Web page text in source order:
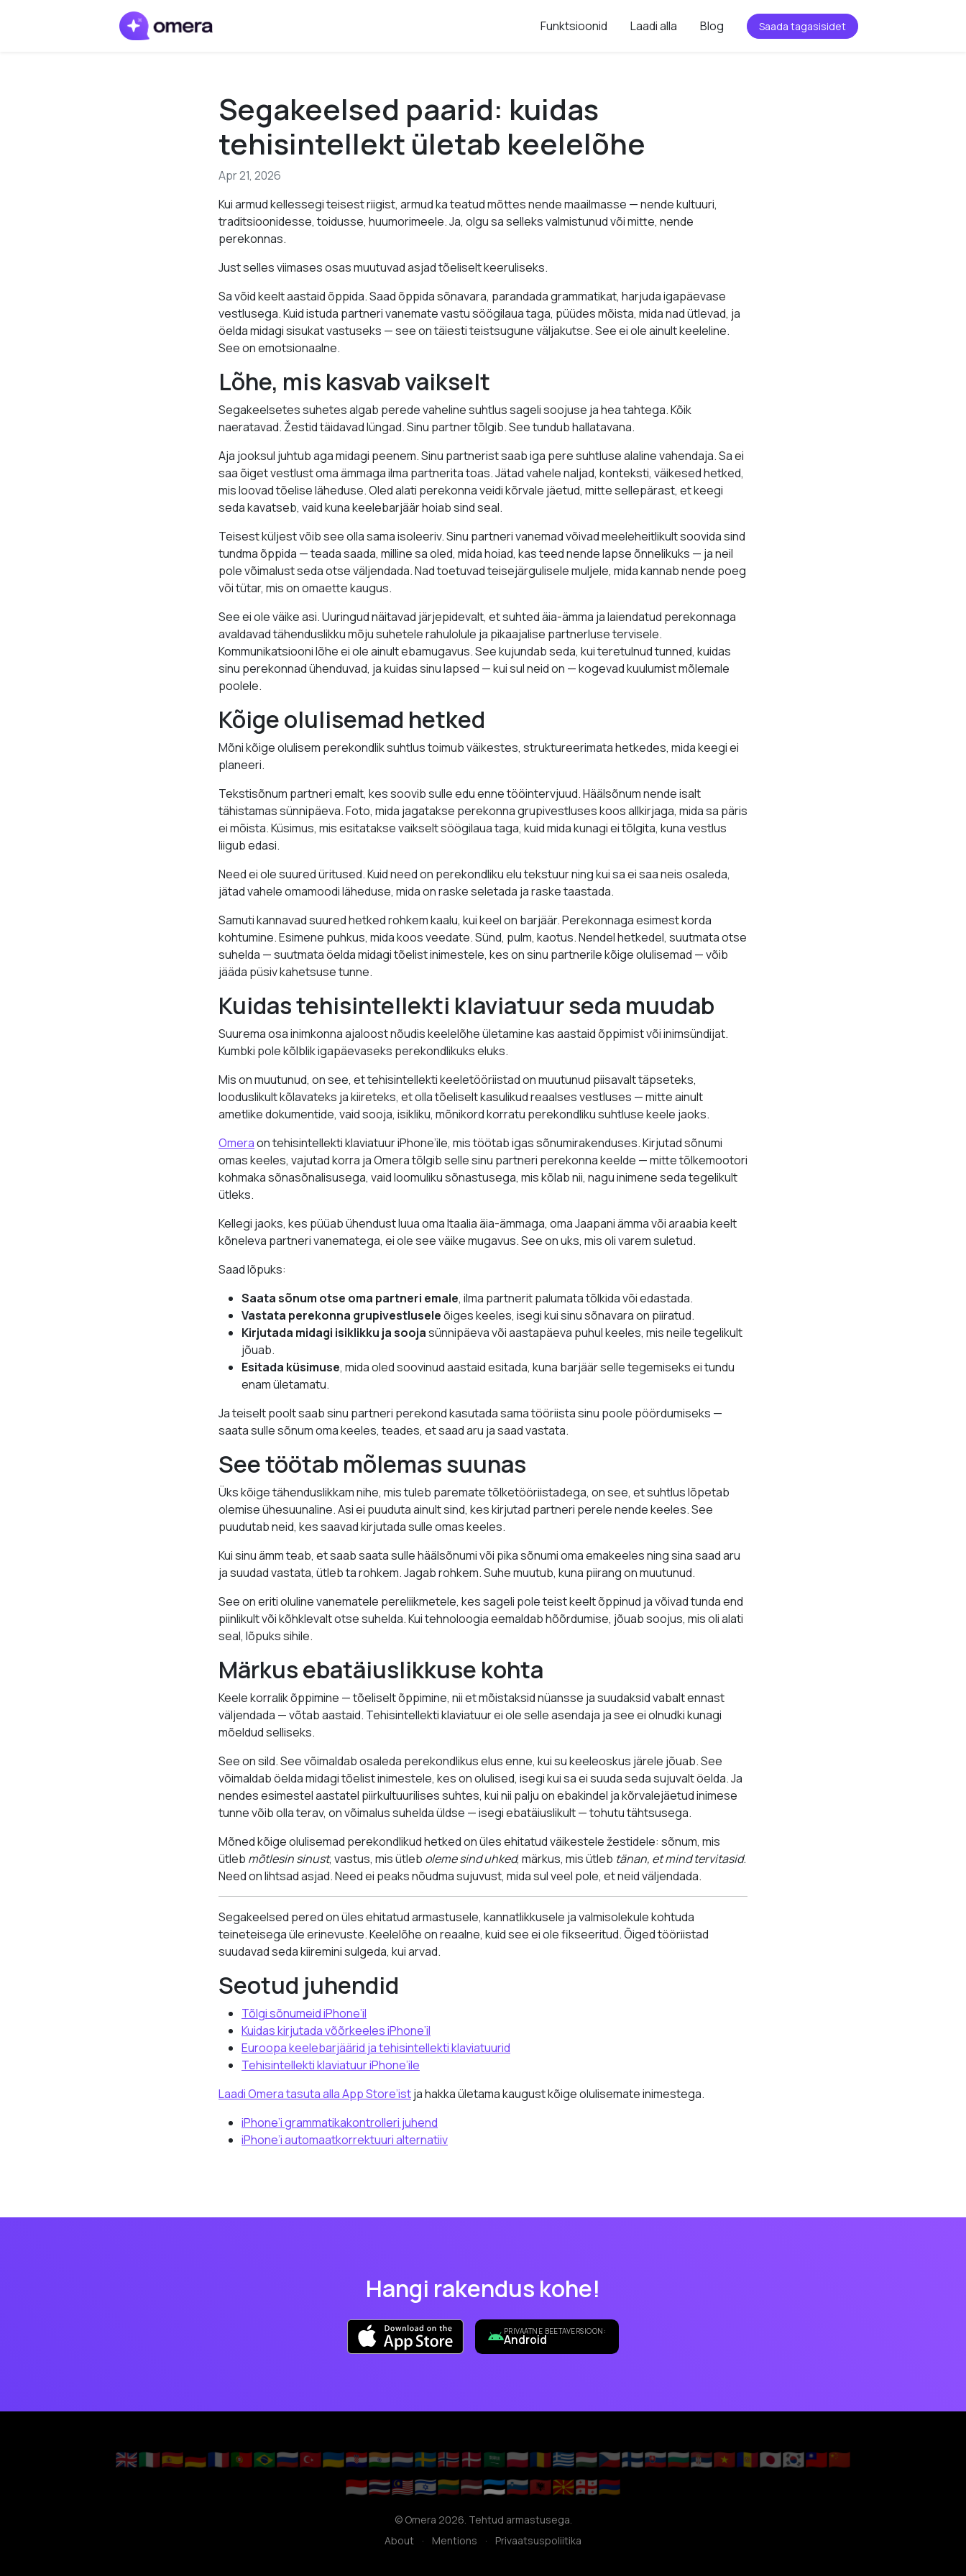
Funktsioonid Laadi alla Blog Saada tagasisidet
Segakeelsed paarid: kuidas
tehisintellekt ületab keelelõhe
Apr 21, 2026
Kui armud kellessegi teisest riigist, armud ka teatud mõttes nende maailmasse — nende kultuuri,
traditsioonidesse, toidusse, huumorimeele. Ja, olgu sa selleks valmistunud või mitte, nende
perekonnas.
Just selles viimases osas muutuvad asjad tõeliselt keeruliseks.
Sa võid keelt aastaid õppida. Saad õppida sõnavara, parandada grammatikat, harjuda igapäevase
vestlusega. Kuid istuda partneri vanemate vastu söögilaua taga, püüdes mõista, mida nad ütlevad, ja
öelda midagi sisukat vastuseks — see on täiesti teistsugune väljakutse. See ei ole ainult keeleline.
See on emotsionaalne.
Lõhe, mis kasvab vaikselt
Segakeelsetes suhetes algab perede vaheline suhtlus sageli soojuse ja hea tahtega. Kõik
naeratavad. Žestid täidavad lüngad. Sinu partner tõlgib. See tundub hallatavana.
Aja jooksul juhtub aga midagi peenem. Sinu partnerist saab iga pere suhtluse alaline vahendaja. Sa ei
saa õiget vestlust oma ämmaga ilma partnerita toas. Jätad vahele naljad, konteksti, väikesed hetked,
mis loovad tõelise läheduse. Oled alati perekonna veidi kõrvale jäetud, mitte sellepärast, et keegi
seda kavatseb, vaid kuna keelebarjäär hoiab sind seal.
Teisest küljest võib see olla sama isoleeriv. Sinu partneri vanemad võivad meeleheitlikult soovida sind
tundma õppida — teada saada, milline sa oled, mida hoiad, kas teed nende lapse õnnelikuks — ja neil
pole võimalust seda otse väljendada. Nad toetuvad teisejärgulisele muljele, mida kannab nende poeg
või tütar, mis on omaette kaugus.
See ei ole väike asi. Uuringud näitavad järjepidevalt, et suhted äia-ämma ja laiendatud perekonnaga
avaldavad tähenduslikku mõju suhetele rahulolule ja pikaajalise partnerluse tervisele.
Kommunikatsiooni lõhe ei ole ainult ebamugavus. See kujundab seda, kui teretulnud tunned, kuidas
sinu perekonnad ühenduvad, ja kuidas sinu lapsed — kui sul neid on — kogevad kuulumist mõlemale
poolele.
Kõige olulisemad hetked
Mõni kõige olulisem perekondlik suhtlus toimub väikestes, struktureerimata hetkedes, mida keegi ei
planeeri.
Tekstisõnum partneri emalt, kes soovib sulle edu enne tööintervjuud. Häälsõnum nende isalt
tähistamas sünnipäeva. Foto, mida jagatakse perekonna grupivestluses koos allkirjaga, mida sa päris
ei mõista. Küsimus, mis esitatakse vaikselt söögilaua taga, kuid mida kunagi ei tõlgita, kuna vestlus
liigub edasi.
Need ei ole suured üritused. Kuid need on perekondliku elu tekstuur ning kui sa ei saa neis osaleda,
jätad vahele omamoodi läheduse, mida on raske seletada ja raske taastada.
Samuti kannavad suured hetked rohkem kaalu, kui keel on barjäär. Perekonnaga esimest korda
kohtumine. Esimene puhkus, mida koos veedate. Sünd, pulm, kaotus. Nendel hetkedel, suutmata otse
suhelda — suutmata öelda midagi tõelist inimestele, kes on sinu partnerile kõige olulisemad — võib
jääda püsiv kahetsuse tunne.
Kuidas tehisintellekti klaviatuur seda muudab
Suurema osa inimkonna ajaloost nõudis keelelõhe ületamine kas aastaid õppimist või inimsündijat.
Kumbki pole kõlblik igapäevaseks perekondlikuks eluks.
Mis on muutunud, on see, et tehisintellekti keeletööriistad on muutunud piisavalt täpseteks,
looduslikult kõlavateks ja kiireteks, et olla tõeliselt kasulikud reaalses vestluses — mitte ainult
ametlike dokumentide, vaid sooja, isikliku, mõnikord korratu perekondliku suhtluse keele jaoks.
Omeraon tehisintellekti klaviatuur iPhone’ile, mis töötab igas sõnumirakenduses. Kirjutad sõnumi
omas keeles, vajutad korra ja Omera tõlgib selle sinu partneri perekonna keelde — mitte tõlkemootori
kohmaka sõnasõnalisusega, vaid loomuliku sõnastusega, mis kõlab nii, nagu inimene seda tegelikult
ütleks.
Kellegi jaoks, kes püüab ühendust luua oma Itaalia äia-ämmaga, oma Jaapani ämma või araabia keelt
kõneleva partneri vanematega, ei ole see väike mugavus. See on uks, mis oli varem suletud.
Saad lõpuks:
Saata sõnum otse oma partneri emale, ilma partnerit palumata tõlkida või edastada.
Vastata perekonna grupivestluseleõiges keeles, isegi kui sinu sõnavara on piiratud.
Kirjutada midagi isiklikku ja soojasünnipäeva või aastapäeva puhul keeles, mis neile tegelikult
jõuab.
Esitada küsimuse, mida oled soovinud aastaid esitada, kuna barjäär selle tegemiseks ei tundu
enam ületamatu.
Ja teiselt poolt saab sinu partneri perekond kasutada sama tööriista sinu poole pöördumiseks —
saata sulle sõnum oma keeles, teades, et saad aru ja saad vastata.
See töötab mõlemas suunas
Üks kõige tähenduslikkam nihe, mis tuleb paremate tõlketööriistadega, on see, et suhtlus lõpetab
olemise ühesuunaline. Asi ei puuduta ainult sind, kes kirjutad partneri perele nende keeles. See
puudutab neid, kes saavad kirjutada sulle omas keeles.
Kui sinu ämm teab, et saab saata sulle häälsõnumi või pika sõnumi oma emakeeles ning sina saad aru
ja suudad vastata, ütleb ta rohkem. Jagab rohkem. Suhe muutub, kuna piirang on muutunud.
See on eriti oluline vanematele pereliikmetele, kes sageli pole teist keelt õppinud ja võivad tunda end
piinlikult või kõhklevalt otse suhelda. Kui tehnoloogia eemaldab hõõrdumise, jõuab soojus, mis oli alati
seal, lõpuks sihile.
Märkus ebatäiuslikkuse kohta
Keele korralik õppimine — tõeliselt õppimine, nii et mõistaksid nüansse ja suudaksid vabalt ennast
väljendada — võtab aastaid. Tehisintellekti klaviatuur ei ole selle asendaja ja see ei olnudki kunagi
mõeldud selliseks.
See on sild. See võimaldab osaleda perekondlikus elus enne, kui su keeleoskus järele jõuab. See
võimaldab öelda midagi tõelist inimestele, kes on olulised, isegi kui sa ei suuda seda sujuvalt öelda. Ja
nendes esimestel aastatel piirkultuurilises suhtes, kui nii palju on ebakindel ja kõrvalejäetud inimese
tunne võib olla terav, on võimalus suhelda üldse — isegi ebatäiuslikult — tohutu tähtsusega.
Mõned kõige olulisemad perekondlikud hetked on üles ehitatud väikestele žestidele: sõnum, mis
ütleb mõtlesin sinust, vastus, mis ütleb oleme sind uhked, märkus, mis ütleb tänan, et mind tervitasid.
Need on lihtsad asjad. Need ei peaks nõudma sujuvust, mida sul veel pole, et neid väljendada.
Segakeelsed pered on üles ehitatud armastusele, kannatlikkusele ja valmisolekule kohtuda
teineteisega üle erinevuste. Keelelõhe on reaalne, kuid see ei ole fikseeritud. Õiged tööriistad
suudavad seda kiiremini sulgeda, kui arvad.
Seotud juhendid
Tõlgi sõnumeid iPhone’il
Kuidas kirjutada võõrkeeles iPhone’il
Euroopa keelebarjäärid ja tehisintellekti klaviatuurid
Tehisintellekti klaviatuur iPhone’ile
Laadi Omera tasuta alla App Store’istja hakka ületama kaugust kõige olulisemate inimestega.
iPhone’i grammatikakontrolleri juhend
iPhone’i automaatkorrektuuri alternatiiv
Hangi rakendus kohe!
PRIVAATNE BEETAVERSIOON:
Android
🇬🇧🇮🇹🇪🇸🇩🇪🇫🇷🇵🇹🇧🇷🇷🇺🇹🇷🇺🇦🇭🇷🇮🇳🇳🇱🇸🇪🇳🇴🇩🇰🇸🇦🇵🇱🇷🇴🇬🇷🇭🇺🇨🇿🇫🇮🇸🇰🇧🇬🇷🇸🇻🇳🇦🇩🇯🇵🇰🇷🇹🇼🇨🇳
🇮🇩🇹🇭🇲🇾🇮🇱🇱🇹🇱🇻🇪🇪🇸🇮🇦🇱🇲🇰🇬🇪🇦🇲
© Omera 2026. Tehtud armastusega.
About
· Mentions · Privaatsuspoliitika